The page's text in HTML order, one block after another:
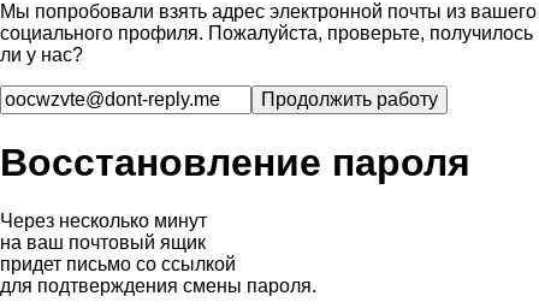
Мы попробовали взять адрес электронной почты из вашего
социального профиля. Пожалуйста, проверьте, получилось
ли у нас?
Восстановление пароля
Через несколько минут
на ваш почтовый ящик
придет письмо со ссылкой
для подтверждения смены пароля.